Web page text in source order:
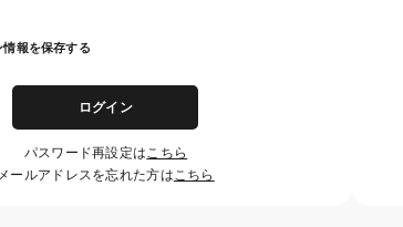
情報を保存する
ログイン
パスワード再設定は こちら
メールアドレスを忘れた方は こちら